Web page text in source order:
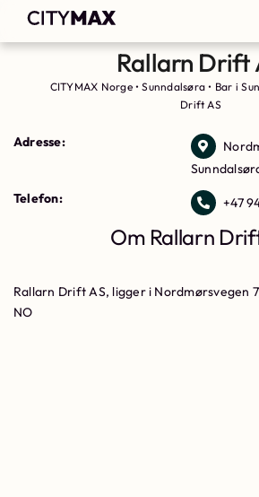
Rallarn Drift
CITYMAX Norge•Sunndalsøra • Bar i
Drift AS
Adresse:
Telefon:
+47
Om Rallarn
Rallarn Drift AS, ligger i Nordmørsvegen
NO